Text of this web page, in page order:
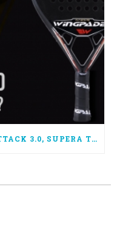
NUEVAS WINGPADEL AIR ATTACK 3.0, SUPERA TUS LÍMITES